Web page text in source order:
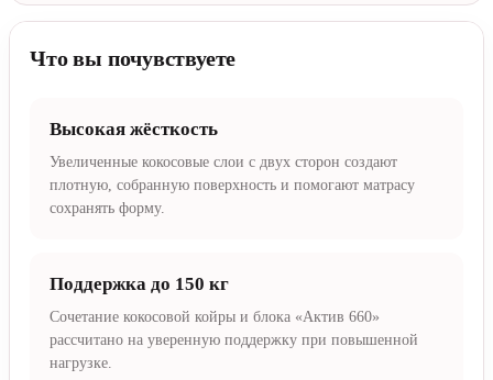
Что вы почувствуете
Высокая жёсткость
Увеличенные кокосовые слои с двух сторон создают
плотную, собранную поверхность и помогают матрасу
сохранять форму.
Поддержка до 150 кг
Сочетание кокосовой койры и блока «Актив 660»
рассчитано на уверенную поддержку при повышенной
нагрузке.